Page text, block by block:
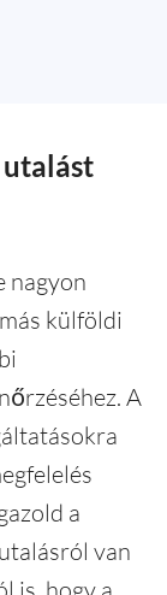
utalást
nagyon
külföldi
A
a
van